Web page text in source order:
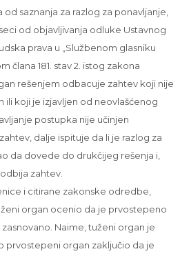
saznanja za razlog za ponavljanje,
od objavljivanja odluke Ustavnog
prava u „Službenom glasniku
člana 181. stav 2. istog zakona
rešenjem odbacuje zahtev koji nije
koji je izjavljen od neovlašćenog
postupka nije učinjen
dalje ispituje da li je razlog za
da dovede do drukčijeg rešenja i,
zahtev.
i citirane zakonske odredbe,
organ ocenio da je prvostepeno
Naime, tuženi organ je
prvostepeni organ zaključio da je